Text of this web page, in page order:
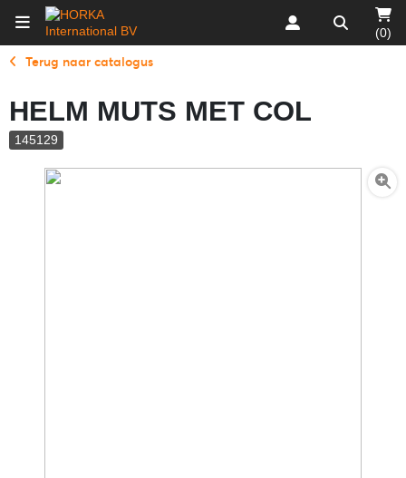
(0)
Terug naar catalogus
HELM MUTS MET COL
145129